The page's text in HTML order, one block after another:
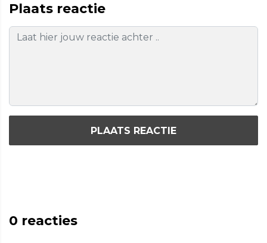
Plaats reactie
PLAATS REACTIE
0 reacties